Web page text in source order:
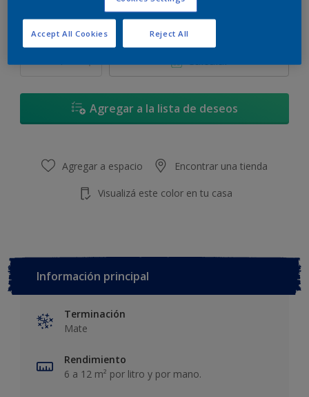
Cantidad Calculadora de pintura
Calcular
Agregar a la lista de deseos
Agregar a espacio Encontrar una tienda
Visualizá este color en tu casa
Información principal
Terminación
Mate
Rendimiento
6 a 12 m² por litro y por mano.
Reject All
Accept All Cookies